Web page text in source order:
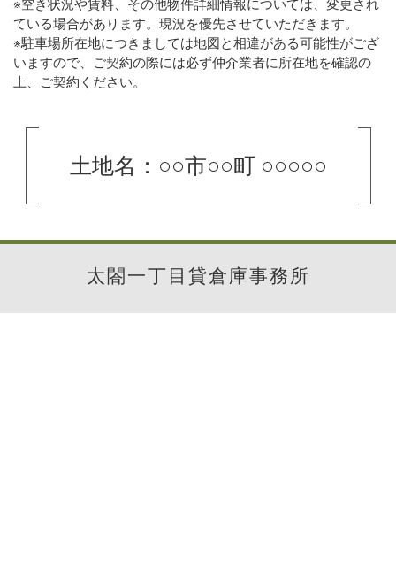
※空き状況や賃料、その他物件詳細情報については、変更され
ている場合があります。現況を優先させていただきます。
※駐車場所在地につきましては地図と相違がある可能性がござ
いますので、ご契約の際には必ず仲介業者に所在地を確認の
上、ご契約ください。
土地名：○○市○○町 ○○○○○
太閤一丁目貸倉庫事務所